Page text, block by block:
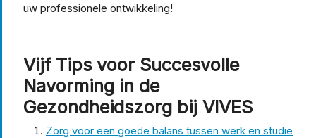
uw professionele ontwikkeling!
Vijf Tips voor Succesvolle
Navorming in de
Gezondheidszorg bij VIVES
Zorg voor een goede balans tussen werk en studie